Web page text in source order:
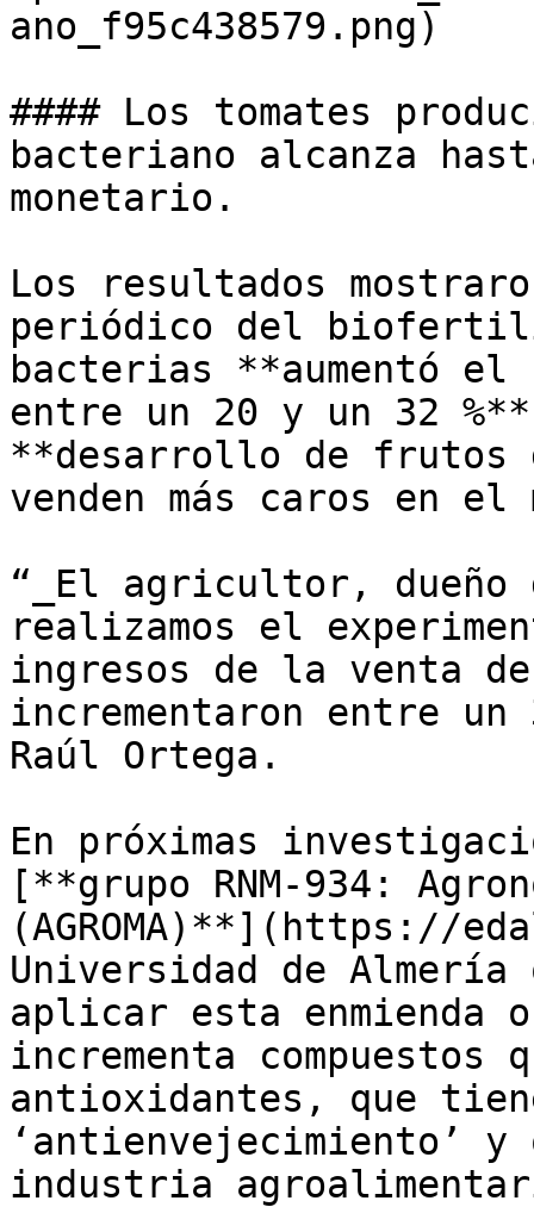
ano_f95c438579.png)
#### Los tomates
bacteriano alcanza
monetario.
Los resultados
periódico del
bacterias **aumentó el
entre un 20 y un 32
**desarrollo de frutos
venden más caros en el
“_El agricultor, dueño
realizamos el
ingresos de la venta
incrementaron entre
Raúl Ortega.
En próximas
[**grupo RNM-934:
(AGROMA)**](https://
Universidad de
aplicar esta enmienda
incrementa compuestos
antioxidantes, que
‘antienvejecimiento’ y
industria